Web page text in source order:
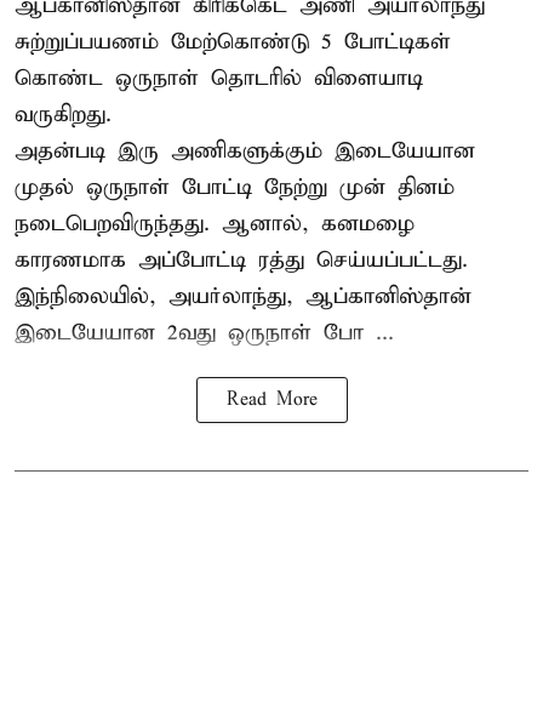
ஆப்கானிஸ்தான் கிரிக்கெட் அணி அயர்லாந்து
சுற்றுப்பயணம் மேற்கொண்டு 5 போட்டிகள்
கொண்ட ஒருநாள் தொடரில் விளையாடி
வருகிறது.
அதன்படி இரு அணிகளுக்கும் இடையேயான
முதல் ஒருநாள் போட்டி நேற்று முன் தினம்
நடைபெறவிருந்தது. ஆனால், கனமழை
காரணமாக அப்போட்டி ரத்து செய்யப்பட்டது.
இந்நிலையில், அயர்லாந்து, ஆப்கானிஸ்தான்
இடையேயான 2வது ஒருநாள் போ ...
Read More